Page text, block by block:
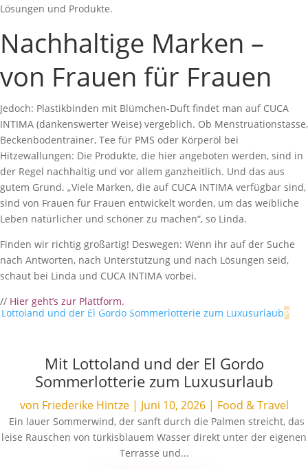
Lösungen und Produkte.
Nachhaltige Marken –
von Frauen für Frauen
Jedoch: Plastikbinden mit Blümchen-Duft findet man auf CUCA
INTIMA (dankenswerter Weise) vergeblich. Ob Menstruationstasse,
Beckenbodentrainer, Tee für PMS oder Körperöl bei
Hitzewallungen: Die Produkte, die hier angeboten werden, sind in
der Regel nachhaltig und vor allem ganzheitlich. Und das aus
gutem Grund. „Viele Marken, die auf CUCA INTIMA verfügbar sind,
sind von Frauen für Frauen entwickelt worden, um das weibliche
Leben natürlicher und schöner zu machen“, so Linda.
Finden wir richtig großartig! Deswegen: Wenn ihr auf der Suche
nach Antworten, nach Unterstützung und nach Lösungen seid,
schaut bei Linda und CUCA INTIMA vorbei.
// Hier geht’s zur Plattform.
Mit Lottoland und der El Gordo
Sommerlotterie zum Luxusurlaub
von Friederike Hintze| Juni 10, 2026| Food & Travel
Ein lauer Sommerwind, der sanft durch die Palmen streicht, das
leise Rauschen von türkisblauem Wasser direkt unter der eigenen
Terrasse und...